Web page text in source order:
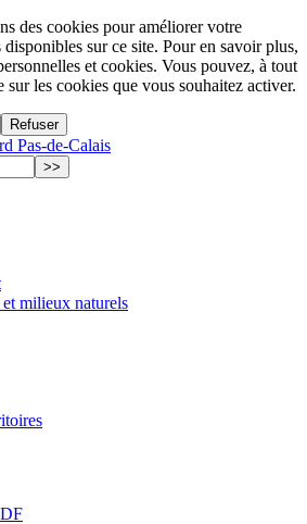
des cookies pour améliorer votre
disponibles sur ce site. Pour en savoir plus,
et cookies. Vous pouvez, à tout
les cookies que vous souhaitez activer.
Refuser
milieux naturels